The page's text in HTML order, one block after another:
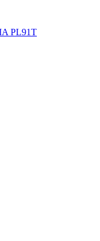
PL91T